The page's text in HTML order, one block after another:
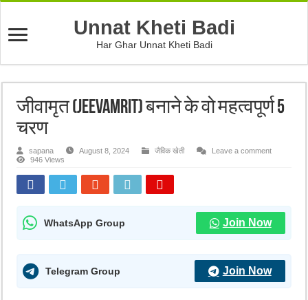
Unnat Kheti Badi
Har Ghar Unnat Kheti Badi
जीवामृत (Jeevamrit) बनाने के वो महत्वपूर्ण 5
चरण
sapana August 8, 2024 जैविक खेती
Leave a comment
946 Views
WhatsApp Group Join Now
Telegram Group Join Now